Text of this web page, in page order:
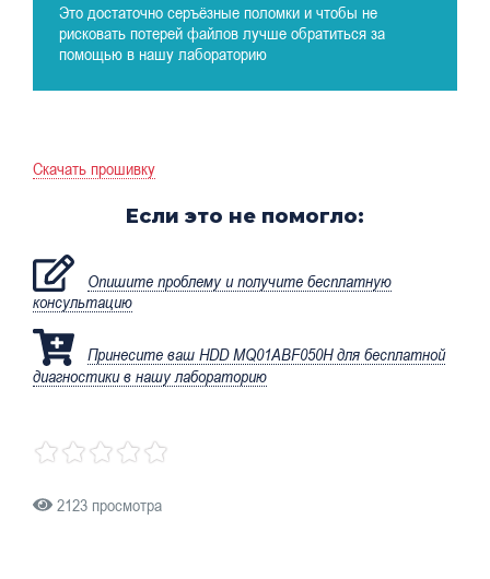
Это достаточно серъёзные поломки и чтобы не
рисковать потерей файлов лучше обратиться за
помощью в нашу лабораторию
Скачать прошивку
Если это не помогло:
Опишите проблему и получите бесплатную
консультацию
Принесите ваш HDD MQ01ABF050H для бесплатной
диагностики в нашу лабораторию
2123 просмотра